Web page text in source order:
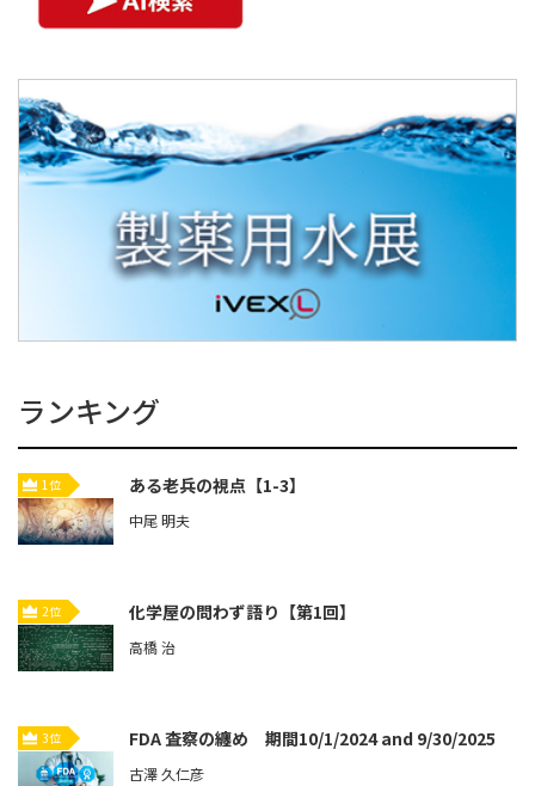
ランキング
1位 ある老兵の視点【1-3】
中尾 明夫
2位 化学屋の問わず語り【第1回】
高橋 治
3位 FDA 査察の纏め 期間10/1/2024 and 9/30/2025
古澤 久仁彦